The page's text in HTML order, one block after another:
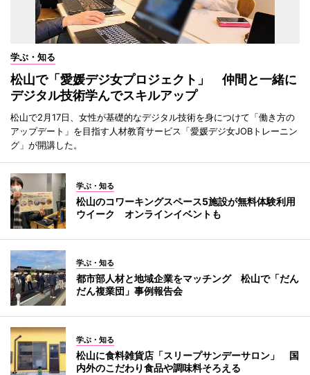
学ぶ・知る
松山で「愛媛デジ女プロジェクト」 仲間と一緒に
デジタル技術学んでスキルアップ
松山で2月17日、女性が基礎的なデジタル技術を身につけて「働き方の
アップデート」を目指す人材教育サービス「愛媛デジ女JOBトレーニン
グ」が開講した。
学ぶ・知る
松山のコワーキングスペース5施設が無料体験利用
ウイーク オンラインイベントも
学ぶ・知る
都市部人材と地域企業をマッチング 松山で「だん
だん複業団」事例報告会
学ぶ・知る
松山に食料雑貨店「スリープサンデーサロン」 国
内外のこだわり食品や調味料そろえる